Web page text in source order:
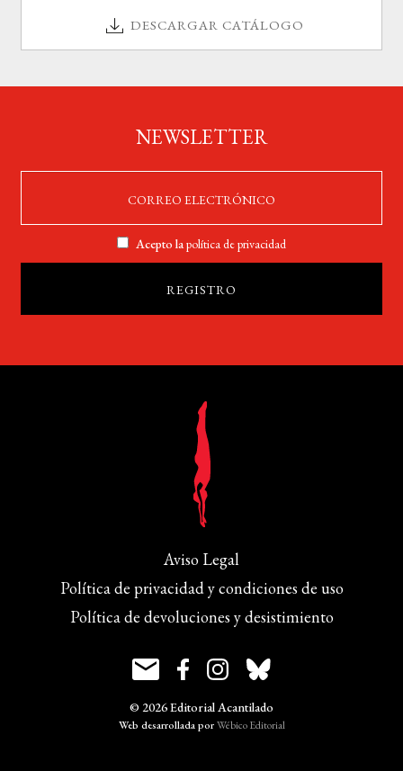
DESCARGAR CATÁLOGO
NEWSLETTER
Acepto lapolítica de privacidad
Aviso Legal
Política de privacidad y condiciones de uso
Política de devoluciones y desistimiento
© 2026 Editorial Acantilado
Web desarrollada porWébico Editorial